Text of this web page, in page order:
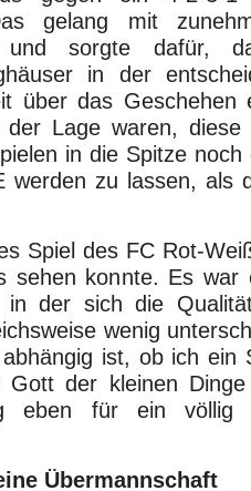
gelang mit
und sorgte dafür,
in der
über das Geschehen
Lage waren, diese
in die Spitze
werden zu lassen, als
Spiel des FC Rot-
sehen konnte. Es war
in der sich die
wenig
ist, ob ich ein
Gott der kleinen
eben für ein völlig
Übermannschaft